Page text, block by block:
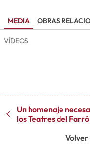
MEDIA OBRAS
VÍDEOS
Un homenaje
los Teatres del Farró
Volver